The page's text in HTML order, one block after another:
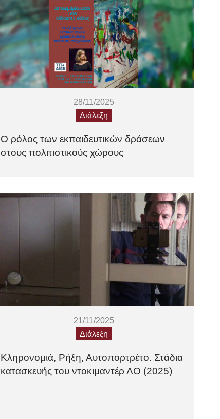
28/11/2025
Διάλεξη
Ο ρόλος των εκπαιδευτικών δράσεων
στους πολιτιστικούς χώρους
21/11/2025
Διάλεξη
Κληρονομιά, Ρήξη, Αυτοπορτρέτο. Στάδια
κατασκευής του ντοκιμαντέρ ΛΟ (2025)